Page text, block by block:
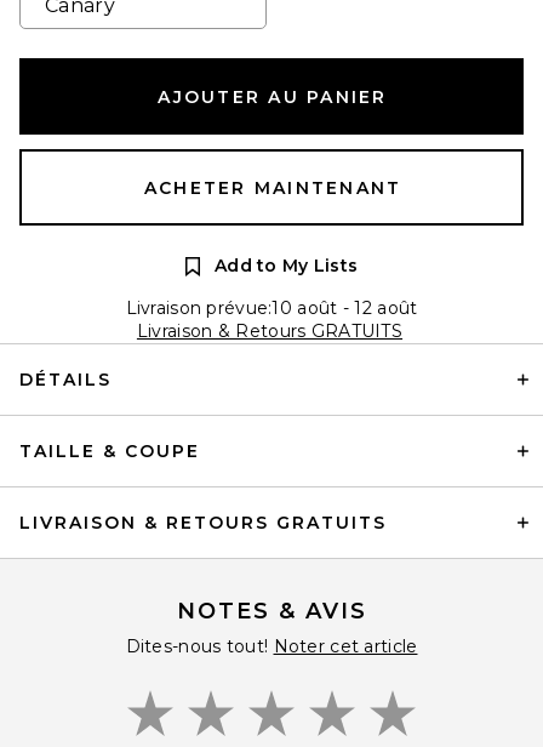
AJOUTER AU PANIER
ACHETER MAINTENANT
Add to My Lists
Livraison prévue:10 août - 12 août
Livraison & Retours GRATUITS
DÉTAILS
TAILLE & COUPE
LIVRAISON & RETOURS GRATUITS
NOTES & AVIS
Dites-nous tout! Noter cet article